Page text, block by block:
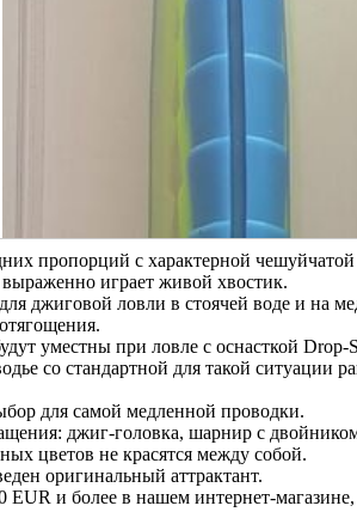
пропорций с характерной
играет живой хвостик.
джиговой ловли в стоячей воде и на
уместны при ловле с оснасткой
со стандартной для такой
для самой медленной проводки.
джиг-головка, шарнир с
цветов не красятся между собой.
оригинальный аттрактант.
EUR и более в нашем интернет-